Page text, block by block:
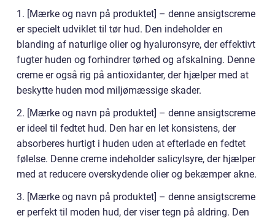
1. [Mærke og navn på produktet] – denne ansigtscreme
er specielt udviklet til tør hud. Den indeholder en
blanding af naturlige olier og hyaluronsyre, der effektivt
fugter huden og forhindrer tørhed og afskalning. Denne
creme er også rig på antioxidanter, der hjælper med at
beskytte huden mod miljømæssige skader.
2. [Mærke og navn på produktet] – denne ansigtscreme
er ideel til fedtet hud. Den har en let konsistens, der
absorberes hurtigt i huden uden at efterlade en fedtet
følelse. Denne creme indeholder salicylsyre, der hjælper
med at reducere overskydende olier og bekæmper akne.
3. [Mærke og navn på produktet] – denne ansigtscreme
er perfekt til moden hud, der viser tegn på aldring. Den